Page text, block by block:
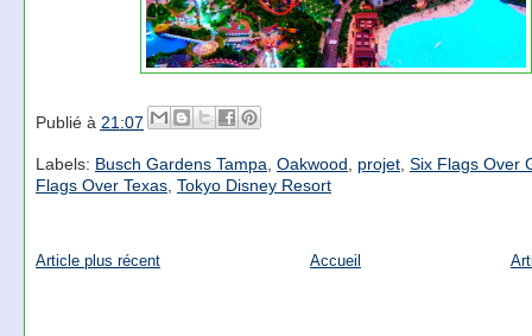
Publié à 21:07
Labels: Busch Gardens Tampa Oakwood projet, Six Flags Over
Flags Over Texas, Tokyo Disney Resort
Article plus récent Accueil